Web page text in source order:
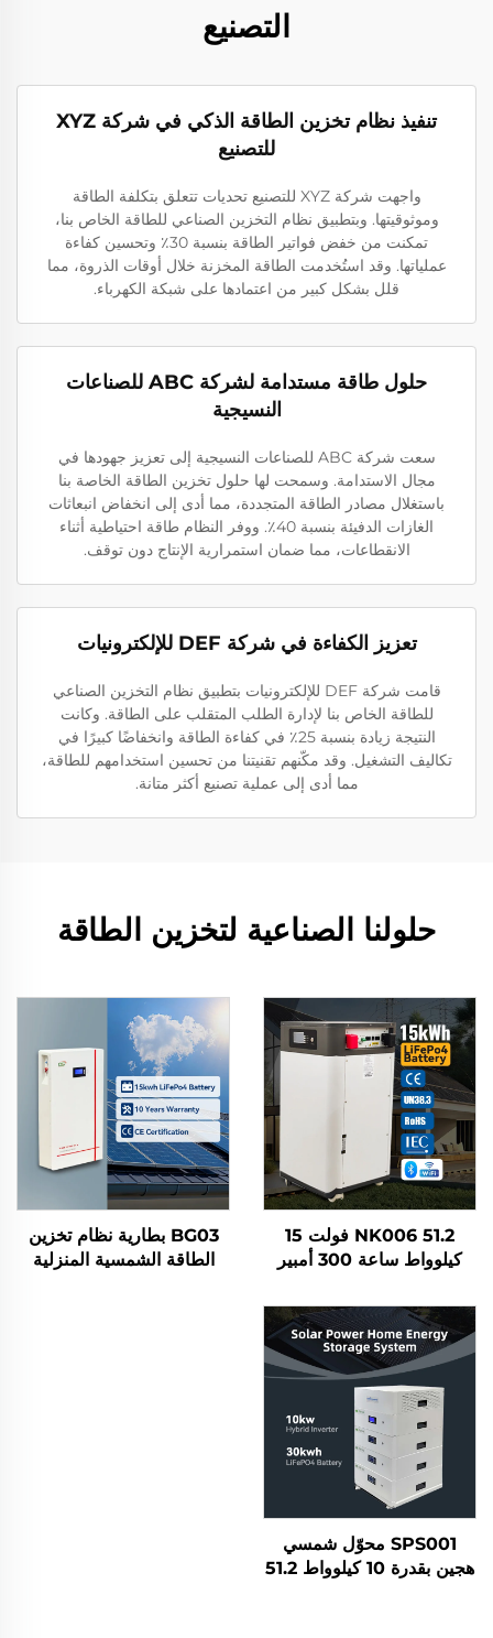
التصنيع
تنفيذ نظام تخزين الطاقة الذكي في شركة XYZ
للتصنيع
واجهت شركة XYZ للتصنيع تحديات تتعلق بتكلفة الطاقة
وموثوقيتها. وبتطبيق نظام التخزين الصناعي للطاقة الخاص بنا،
تمكنت من خفض فواتير الطاقة بنسبة 30٪ وتحسين كفاءة
عملياتها. وقد استُخدمت الطاقة المخزنة خلال أوقات الذروة، مما
قلل بشكل كبير من اعتمادها على شبكة الكهرباء.
حلول طاقة مستدامة لشركة ABC للصناعات
النسيجية
سعت شركة ABC للصناعات النسيجية إلى تعزيز جهودها في
مجال الاستدامة. وسمحت لها حلول تخزين الطاقة الخاصة بنا
باستغلال مصادر الطاقة المتجددة، مما أدى إلى انخفاض انبعاثات
الغازات الدفيئة بنسبة 40٪. ووفر النظام طاقة احتياطية أثناء
الانقطاعات، مما ضمان استمرارية الإنتاج دون توقف.
تعزيز الكفاءة في شركة DEF للإلكترونيات
قامت شركة DEF للإلكترونيات بتطبيق نظام التخزين الصناعي
للطاقة الخاص بنا لإدارة الطلب المتقلب على الطاقة. وكانت
النتيجة زيادة بنسبة 25٪ في كفاءة الطاقة وانخفاضًا كبيرًا في
تكاليف التشغيل. وقد مكّنهم تقنيتنا من تحسين استخدامهم للطاقة،
مما أدى إلى عملية تصنيع أكثر متانة.
حلولنا الصناعية لتخزين الطاقة
NK006 51.2 فولت 15
كيلوواط ساعة 300 أمبير
الطاقة الشمسية المنزلي
الذكي Lifepo4 المثبت على
الحائط بشاشة عرض تعمل
باللمس
BG03 بطارية نظام تخزين
الطاقة الشمسية المنزلية
SPS001 محوّل شمسي
هجين بقدرة 10 كيلوواط 51.2